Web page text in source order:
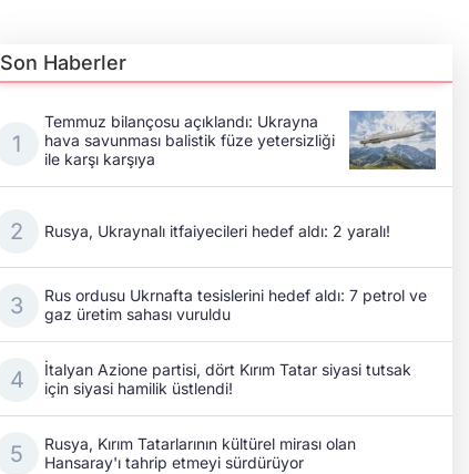
Son Haberler
Temmuz bilançosu açıklandı: Ukrayna
hava savunması balistik füze yetersizliği
ile karşı karşıya
Rusya, Ukraynalı itfaiyecileri hedef aldı: 2 yaralı!
Rus ordusu Ukrnafta tesislerini hedef aldı: 7 petrol ve
gaz üretim sahası vuruldu
İtalyan Azione partisi, dört Kırım Tatar siyasi tutsak
için siyasi hamilik üstlendi!
Rusya, Kırım Tatarlarının kültürel mirası olan
Hansaray'ı tahrip etmeyi sürdürüyor